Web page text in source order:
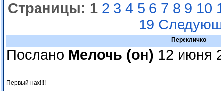
Страницы: 1 2 3 4 5 6 7 8 9 10
19
Перекличко
Послано Мелочь (он) 12 июня
Первый нах!!!!